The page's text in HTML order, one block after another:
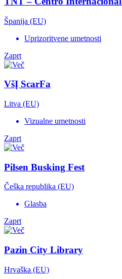
Španija (EU)
Uprizoritvene umetnosti
Zaprt
VšĮ ScarFa
Litva (EU)
Vizualne umetnosti
Zaprt
Pilsen Busking Fest
Češka republika (EU)
Glasba
Zaprt
Pazin City Library
Hrvaška (EU)